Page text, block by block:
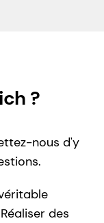
?
nous d'y
des